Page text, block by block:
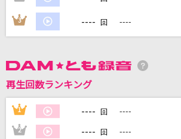
カラオケ最新情報をチェック！
3 ---- 回 ----
再生回数ランキング
1 ---- 回 ----
2 ---- 回 ----